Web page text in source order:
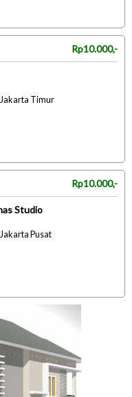
Rp10.000,-
Jakarta Timur
Rp10.000,-
Studio
Pusat